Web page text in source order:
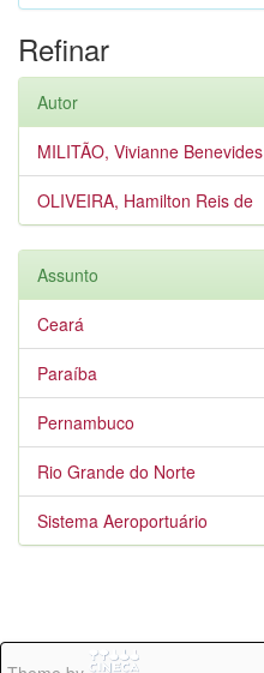
Refinar
Autor
MILITÃO, Vivianne Benevides
OLIVEIRA, Hamilton Reis de
Assunto
Ceará
Paraíba
Pernambuco
Rio Grande do Norte
Sistema Aeroportuário